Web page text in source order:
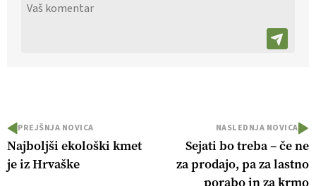
PREJŠNJA NOVICA
Najboljši ekološki kmet
je iz Hrvaške
NASLEDNJA NOVICA
Sejati bo treba – če ne
za prodajo, pa za lastno
porabo in za krmo